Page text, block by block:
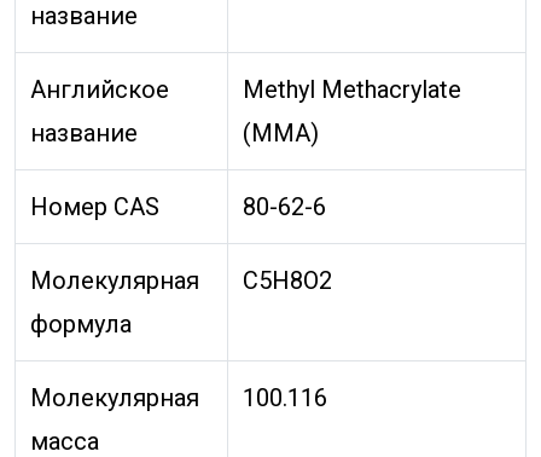
название
Английское
название
Methyl Methacrylate
(MMA)
Номер CAS 80-62-6
Молекулярная
формула
C5H8O2
Молекулярная
масса
100.116